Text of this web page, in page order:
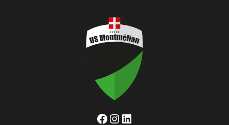
Facebook Instagram LinkedIn